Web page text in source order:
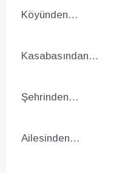
Köyünden…
Kasabasından…
Şehrinden…
Ailesinden…